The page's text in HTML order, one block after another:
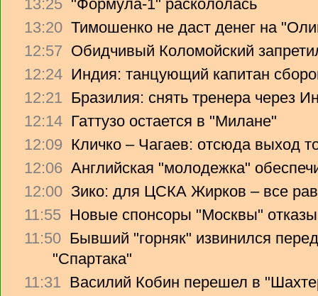
13:25 "Формула-1" раскололась
13:20 Тимошенко не даст денег на
12:57 Обидчивый Коломойский
12:24 Индия: танцующий капитан
12:21 Бразилия: снять тренера через
12:14 Гаттузо остается в "Милане"
12:09 Кличко – Чагаев: отсюда выход
12:06 Английская "молодежка"
12:00 Зико: для ЦСКА Жирков – все
11:55 Новые спонсоры "Москвы"
11:50 Бывший "горняк" извинился
"Спартака"
11:31 Василий Кобин перешел в